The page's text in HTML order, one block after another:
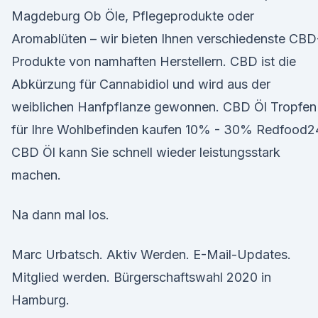
Magdeburg Ob Öle, Pflegeprodukte oder
Aromablüten – wir bieten Ihnen verschiedenste
Produkte von namhaften Herstellern. CBD ist die
Abkürzung für Cannabidiol und wird aus der
weiblichen Hanfpflanze gewonnen. CBD Öl Tropfen
für Ihre Wohlbefinden kaufen 10% - 30%
CBD Öl kann Sie schnell wieder leistungsstark
machen.
Na dann mal los.
Marc Urbatsch. Aktiv Werden. E-Mail-Updates.
Mitglied werden. Bürgerschaftswahl 2020 in
Hamburg.